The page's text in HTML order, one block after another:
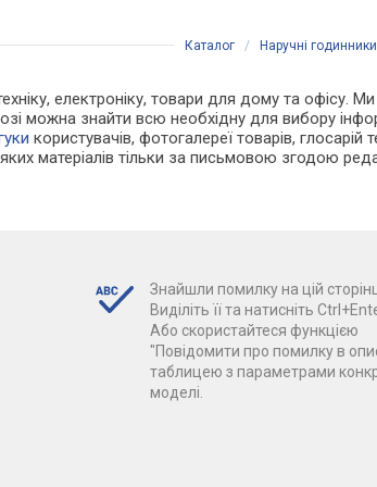
Каталог / Наручні годинники
електроніку, товари для дому та офісу.
можна знайти всю необхідну для вибору
користувачів, фотогалереї товарів, глосарій
матеріалів тільки за письмовою згодою
Знайшли помилку на цій
Виділіть її та натисніть
Або скористайтеся функцією
"Повідомити про помилку в
таблицею з параметрами
моделі.